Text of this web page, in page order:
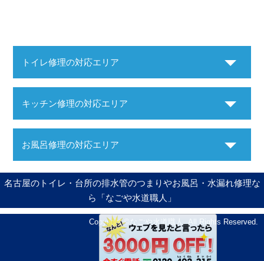
トイレ修理の対応エリア
キッチン修理の対応エリア
お風呂修理の対応エリア
名古屋のトイレ・台所の排水管のつまりやお風呂・水漏れ修理な
ら「なごや水道職人」
Copyright © なごや水道職人 . All Rights Reserved.